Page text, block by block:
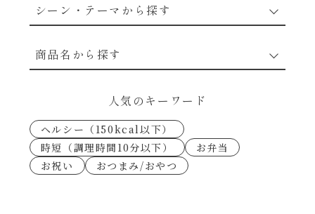
穀物類のレシピ
シーン・テーマから探す
なんでも南蛮
考えるな、二代目で炒めろ！～○○の炒め物
商品名から探す
あえるハコネーゼトマトバジル
あえるハコネーゼ高菜
人気のキーワード
ヘルシー（150kcal以下）
時短（調理時間10分以下）
お弁当
お祝い
おつまみ/おやつ